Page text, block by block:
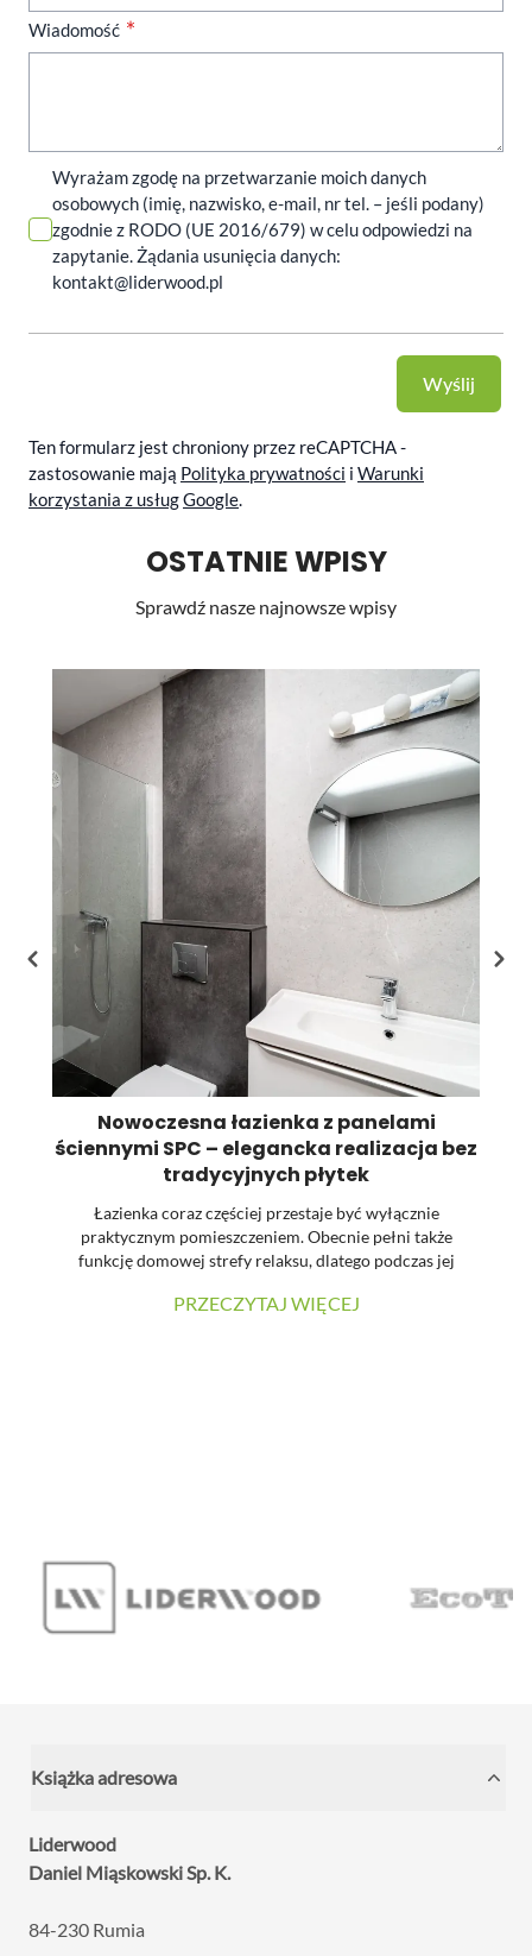
Wiadomość
Wyrażam zgodę na przetwarzanie moich danych
osobowych (imię, nazwisko, e-mail, nr tel. – jeśli podany)
zgodnie z RODO (UE 2016/679) w celu odpowiedzi na
zapytanie. Żądania usunięcia danych:
kontakt@liderwood.pl
Wyślij
Ten formularz jest chroniony przez reCAPTCHA -
zastosowanie mają Polityka prywatności i Warunki
korzystania z usługGoogle.
OSTATNIE WPISY
Sprawdź nasze najnowsze wpisy
Nowoczesna łazienka z panelami
ściennymi SPC – elegancka realizacja bez
tradycyjnych płytek
Łazienka coraz częściej przestaje być wyłącznie
praktycznym pomieszczeniem. Obecnie pełni także
funkcję domowej strefy relaksu, dlatego podczas jej
materiałów oraz łatwość utrzymania powierzchni w
PRZECZYTAJ WIĘCEJ
Książka adresowa
Liderwood
Daniel Miąskowski Sp. K.
84-230 Rumia